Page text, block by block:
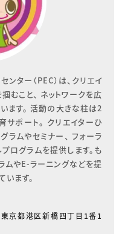
ンター（PEC）は、クリエイ
むこと、 ネットワークを広
ます。 活動の大きな柱は2
サポート。 クリエイターひ
ラムやセミナー、 フォーラ
ログラムを提供します。も
ムやE-ラーニングなどを提
ます。
東京都港区新橋四丁目1番1